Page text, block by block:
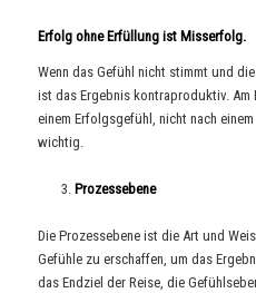
Erfolg ohne Erfüllung ist Misserfolg.
Wenn das Gefühl nicht stimmt und
ist das Ergebnis kontraproduktiv. Am
einem Erfolgsgefühl, nicht nach
wichtig.
Prozessebene
Die Prozessebene ist die Art und
Gefühle zu erschaffen, um das
das Endziel der Reise, die